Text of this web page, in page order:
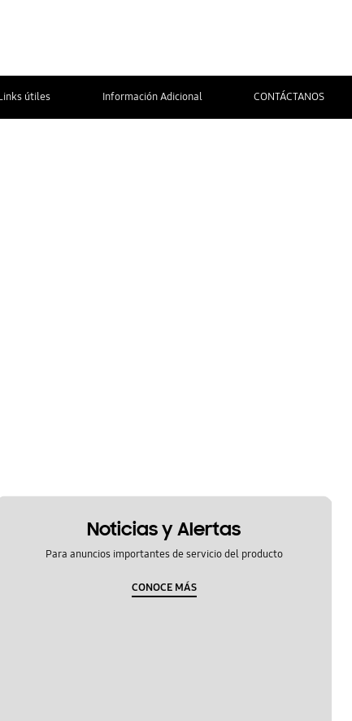
útiles Información Adicional CONTÁCTANOS
Noticias y Alertas
Para anuncios importantes de servicio del producto
CONOCE MÁS